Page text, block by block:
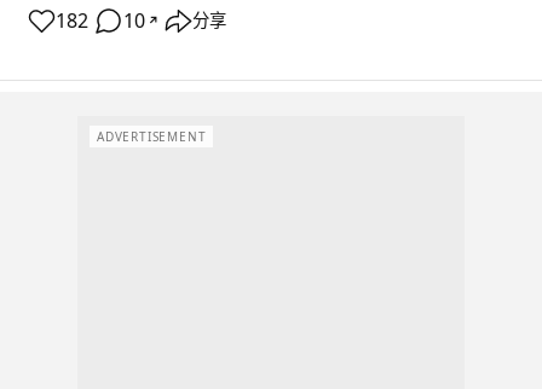
182 10 ↗ 分享
ADVERTISEMENT